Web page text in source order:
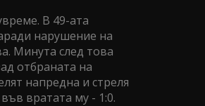
В 49-ата
нарушение на
Минута след това
отбраната на
напредна и стреля
вратата му - 1:0.